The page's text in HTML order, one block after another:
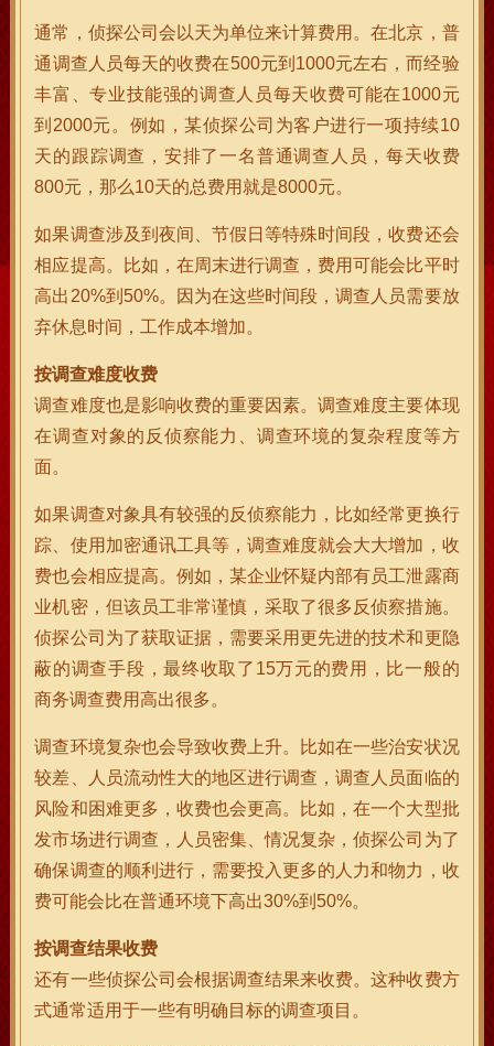
通常，侦探公司会以天为单位来计算费用。在北京，普
通调查人员每天的收费在500元到1000元左右，而经验
丰富、专业技能强的调查人员每天收费可能在1000元
到2000元。例如，某侦探公司为客户进行一项持续10
天的跟踪调查，安排了一名普通调查人员，每天收费
800元，那么10天的总费用就是8000元。
如果调查涉及到夜间、节假日等特殊时间段，收费还会
相应提高。比如，在周末进行调查，费用可能会比平时
高出20%到50%。因为在这些时间段，调查人员需要放
弃休息时间，工作成本增加。
按调查难度收费
调查难度也是影响收费的重要因素。调查难度主要体现
在调查对象的反侦察能力、调查环境的复杂程度等方
面。
如果调查对象具有较强的反侦察能力，比如经常更换行
踪、使用加密通讯工具等，调查难度就会大大增加，收
费也会相应提高。例如，某企业怀疑内部有员工泄露商
业机密，但该员工非常谨慎，采取了很多反侦察措施。
侦探公司为了获取证据，需要采用更先进的技术和更隐
蔽的调查手段，最终收取了15万元的费用，比一般的
商务调查费用高出很多。
调查环境复杂也会导致收费上升。比如在一些治安状况
较差、人员流动性大的地区进行调查，调查人员面临的
风险和困难更多，收费也会更高。比如，在一个大型批
发市场进行调查，人员密集、情况复杂，侦探公司为了
确保调查的顺利进行，需要投入更多的人力和物力，收
费可能会比在普通环境下高出30%到50%。
按调查结果收费
还有一些侦探公司会根据调查结果来收费。这种收费方
式通常适用于一些有明确目标的调查项目。